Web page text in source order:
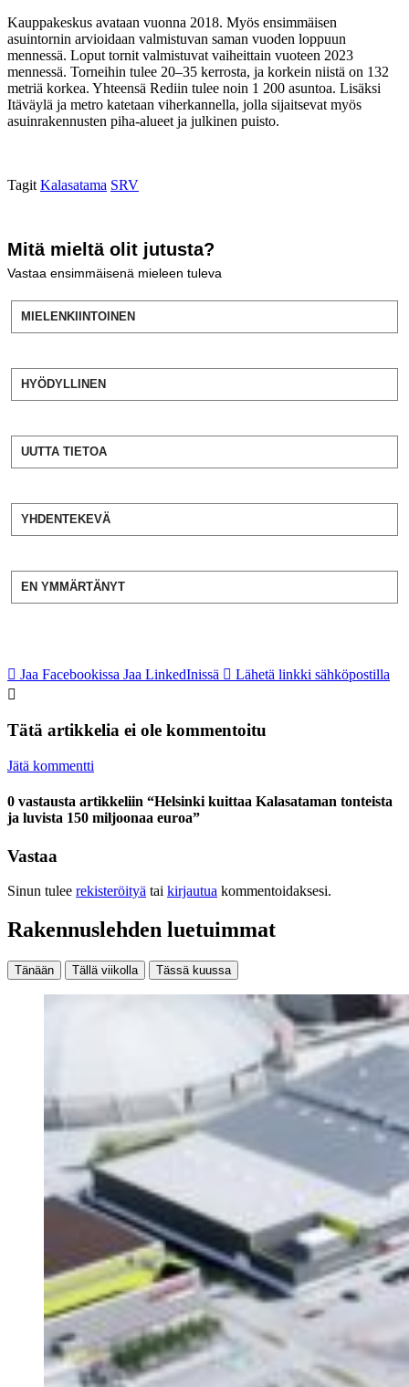
Kauppakeskus avataan vuonna 2018. Myös ensimmäisen
asuintornin arvioidaan valmistuvan saman vuoden loppuun
mennessä. Loput tornit valmistuvat vaiheittain vuoteen 2023
mennessä. Torneihin tulee 20–35 kerrosta, ja korkein niistä on 132
metriä korkea. Yhteensä Rediin tulee noin 1 200 asuntoa. Lisäksi
Itäväylä ja metro katetaan viherkannella, jolla sijaitsevat myös
asuinrakennusten piha-alueet ja julkinen puisto.
Tagit Kalasatama SRV
Mitä mieltä olit jutusta?
Vastaa ensimmäisenä mieleen tuleva
MIELENKIINTOINEN
HYÖDYLLINEN
UUTTA TIETOA
YHDENTEKEVÄ
EN YMMÄRTÄNYT
Jaa Facebookissa Jaa LinkedInissä Lähetä linkki sähköpostilla
Tätä artikkelia ei ole kommentoitu
Jätä kommentti
0 vastausta artikkeliin “Helsinki kuittaa Kalasataman tonteista
ja luvista 150 miljoonaa euroa”
Vastaa
Sinun tulee rekisteröityä tai kirjautua kommentoidaksesi.
Rakennuslehden luetuimmat
Tänään Tällä viikolla Tässä kuussa